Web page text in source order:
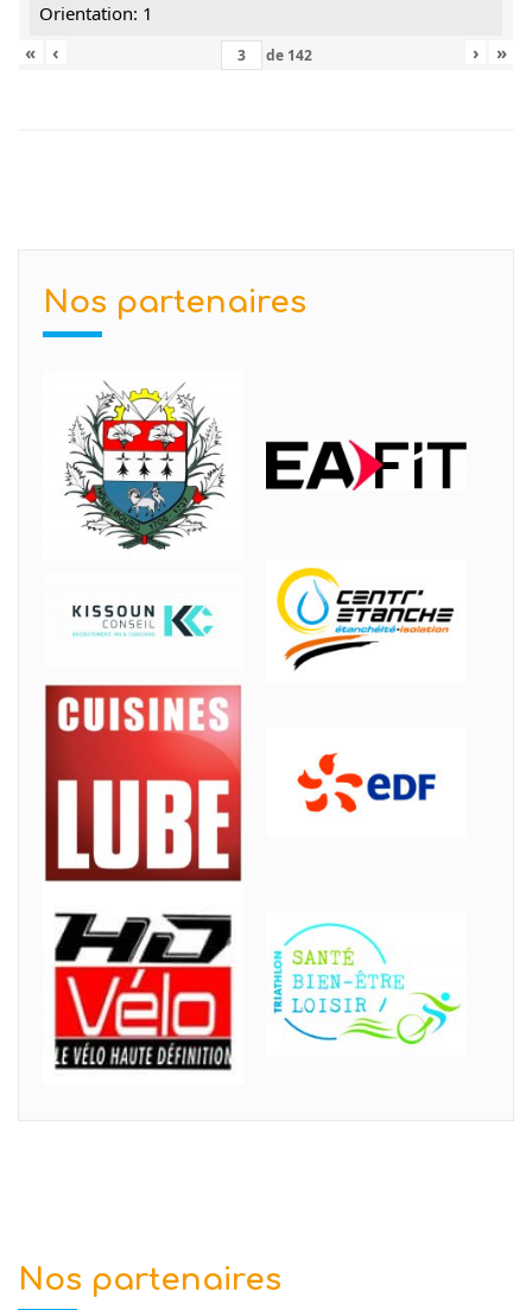
Orientation: 1
«
‹ de 142 › »
Nos partenaires
Nos partenaires